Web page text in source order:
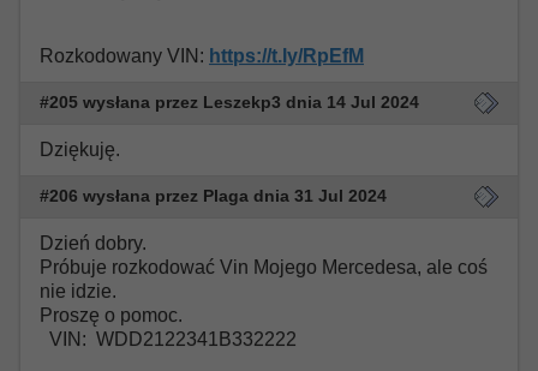
Rozkodowany VIN: https://t.ly/RpEfM
#205 wysłana przez Leszekp3 dnia 14 Jul 2024
Dziękuję.
#206 wysłana przez Plaga dnia 31 Jul 2024
Dzień dobry.
Próbuje rozkodować Vin Mojego Mercedesa, ale coś
nie idzie.
Proszę o pomoc.
VIN: WDD2122341B332222